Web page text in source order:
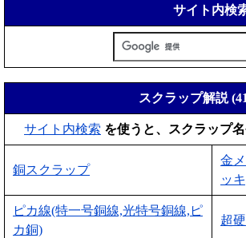
サイト内検
スクラップ解説
サイト内検索 を使うと、スクラップ
銅スクラップ
金
ッ
ピカ線(特一号銅線,光特号銅線,ピ
カ銅)
超硬